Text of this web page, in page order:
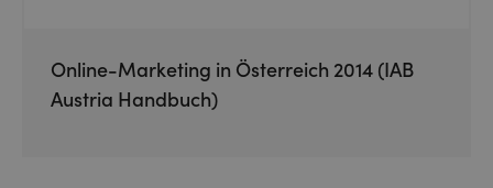
Online-Marketing in Österreich 2014 (IAB
Austria Handbuch)